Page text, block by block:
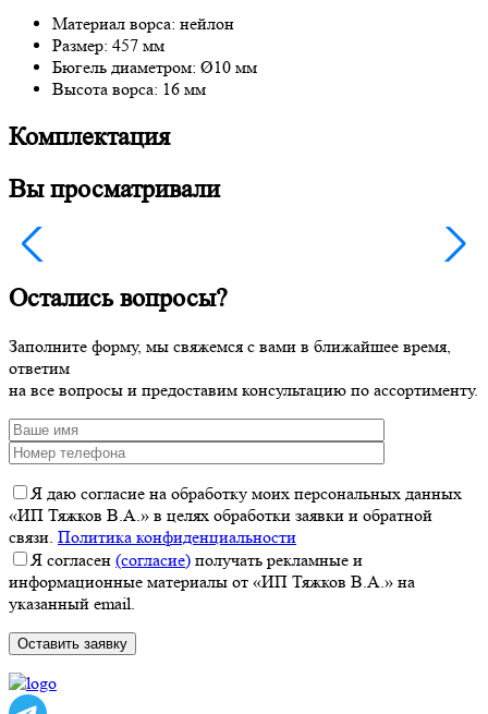
Материал ворса: нейлон
Размер: 457 мм
Бюгель диаметром: Ø10 мм
Высота ворса: 16 мм
Комплектация
Вы просматривали
Остались вопросы?
Заполните форму, мы свяжемся с вами в ближайшее время,
ответим
на все вопросы и предоставим консультацию по ассортименту.
Я даю согласие на обработку моих персональных данных
«ИП Тяжков В.А.» в целях обработки заявки и обратной
связи. Политика конфиденциальности
Я согласен (согласие) получать рекламные и
информационные материалы от «ИП Тяжков В.А.» на
указанный email.